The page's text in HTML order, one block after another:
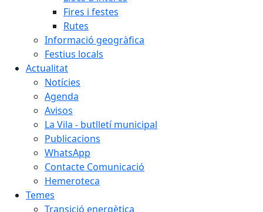
Fires i festes
Rutes
Informació geogràfica
Festius locals
Actualitat
Notícies
Agenda
Avisos
La Vila - butlletí municipal
Publicacions
WhatsApp
Contacte Comunicació
Hemeroteca
Temes
Transició energètica